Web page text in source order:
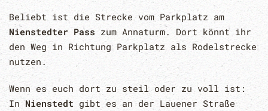
Beliebt ist die Strecke vom Parkplatz am
Nienstedter Pass zum Annaturm. Dort könnt ihr
den Weg in Richtung Parkplatz als Rodelstrecke
nutzen.
Wenn es euch dort zu steil oder zu voll ist:
InNienstedt gibt es an der Lauener Straße